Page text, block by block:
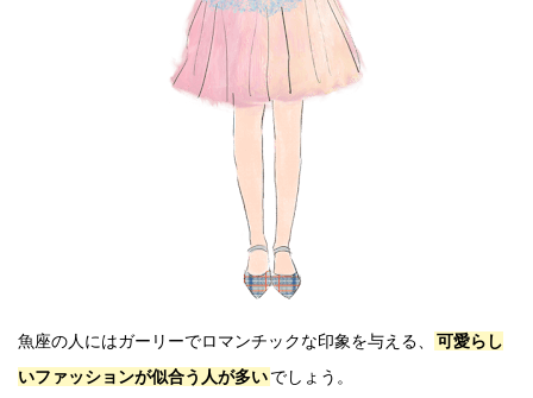
魚座の人にはガーリーでロマンチックな印象を与える、
可愛らし
いファッションが似合う人が多いでしょう。